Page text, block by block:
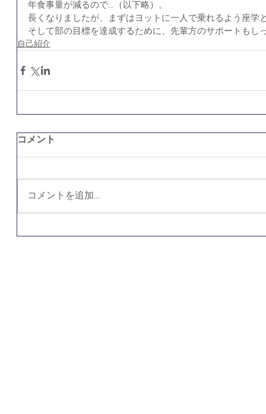
年食事量が減るので…（以下略）。
長くなりましたが、まずはヨットに一人で乗れるよう座学
そして部の目標を達成するために、先輩方のサポートもし
自己紹介
コメント
コメントを追加…